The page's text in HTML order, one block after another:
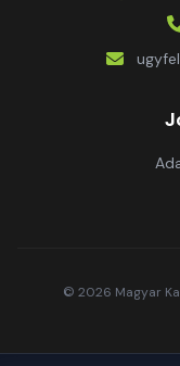
© 2026 Magyar